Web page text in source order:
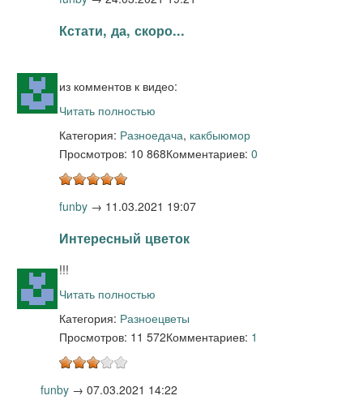
Кстати, да, скоро...
из комментов к видео:
Читать полностью
Категория: Разноедача, какбыюмор
Просмотров: 10 868Комментариев: 0
funby → 11.03.2021 19:07
Интересный цветок
!!!
Читать полностью
Категория: Разноецветы
Просмотров: 11 572Комментариев: 1
funby → 07.03.2021 14:22